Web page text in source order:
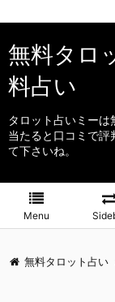
無料タロ
料占い
タロット占いミーは
当たると口コミで評
て下さいね。
Menu
無料タロット占い